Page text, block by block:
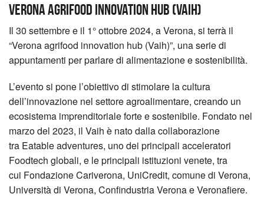
Verona agrifood innovation hub (Vaih)
Il 30 settembre e il 1° ottobre 2024, a Verona, si terrà il
“Verona agrifood innovation hub (Vaih)”, una serie di
appuntamenti per parlare di alimentazione e sostenibilità.
L’evento si pone l’obiettivo di stimolare la cultura
dell’innovazione nel settore agroalimentare, creando un
ecosistema imprenditoriale forte e sostenibile. Fondato nel
marzo del 2023, il Vaih è nato dalla collaborazione
tra Eatable adventures, uno dei principali acceleratori
Foodtech globali, e le principali istituzioni venete, tra
cui Fondazione Cariverona, UniCredit, comune di Verona,
Università di Verona, Confindustria Verona e Veronafiere.